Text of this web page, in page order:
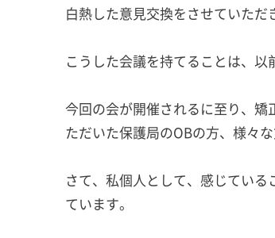
白熱した意見交換をさせていただ
こうした会議を持てることは、以
今回の会が開催されるに至り、
ただいた保護局のOBの方、様々
さて、私個人として、感じてい
ています。